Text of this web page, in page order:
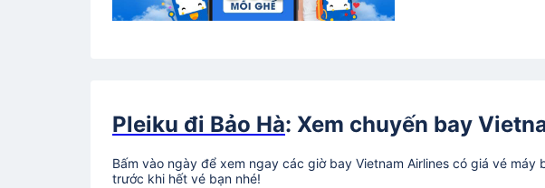
Pleiku đi Bảo Hà: Xem chuyến bay
Bấm vào ngày để xem ngay các giờ bay Vietnam Airlines có giá vé
trước khi hết vé bạn nhé!